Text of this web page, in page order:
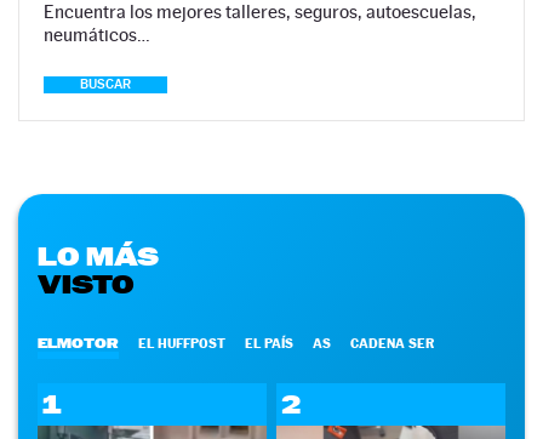
Encuentra los mejores talleres, seguros, autoescuelas,
neumáticos…
BUSCAR
LO MÁS
VISTO
ELMOTOR EL HUFFPOST EL PAÍS AS CADENA SER
1 2